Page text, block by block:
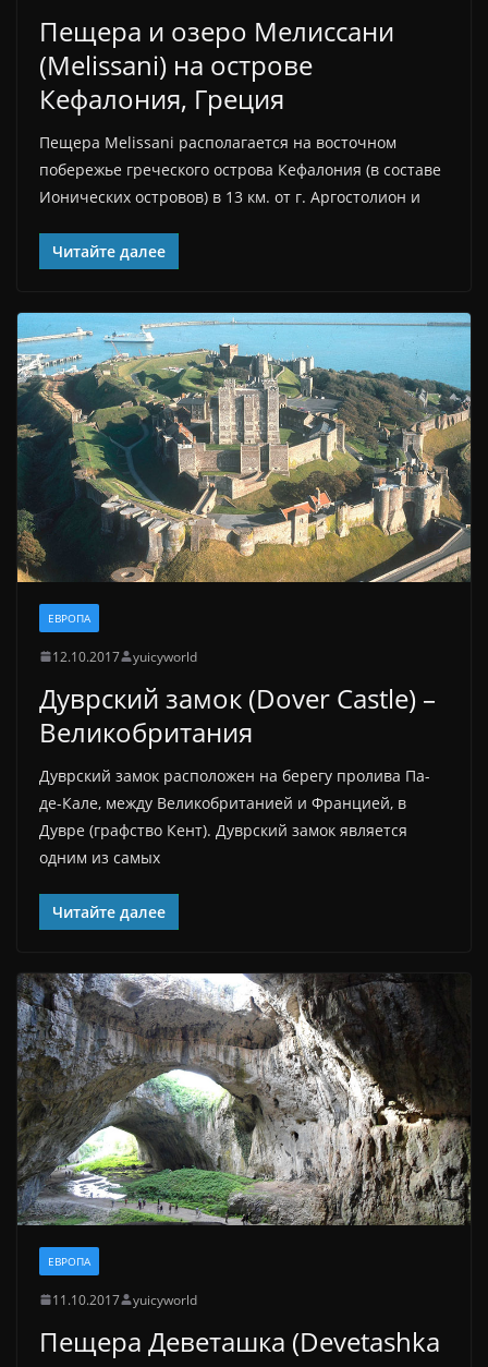
Пещера и озеро Мелиссани
(Melissani) на острове
Кефалония, Греция
Пещера Melissani располагается на восточном
побережье греческого острова Кефалония (в составе
Ионических островов) в 13 км. от г. Аргостолион и
Читайте далее
ЕВРОПА
12.10.2017 yuicyworld
Дуврский замок (Dover Castle) –
Великобритания
Дуврский замок расположен на берегу пролива Па-
де-Кале, между Великобританией и Францией, в
Дувре (графство Кент). Дуврский замок является
одним из самых
Читайте далее
ЕВРОПА
11.10.2017 yuicyworld
Пещера Деветашка (Devetashka